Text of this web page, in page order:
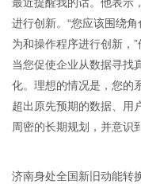
进行创新。“您应该围绕
为和操作程序进行创新，”
当您促使企业从数据寻找
化。理想的情况是，您的
超出原先预期的数据、用
周密的长期规划，并意识
济南身处全国新旧动能转